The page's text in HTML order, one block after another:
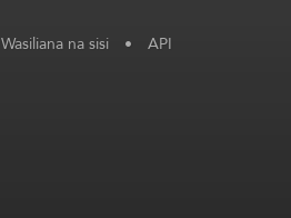
Wasiliana na sisi • API